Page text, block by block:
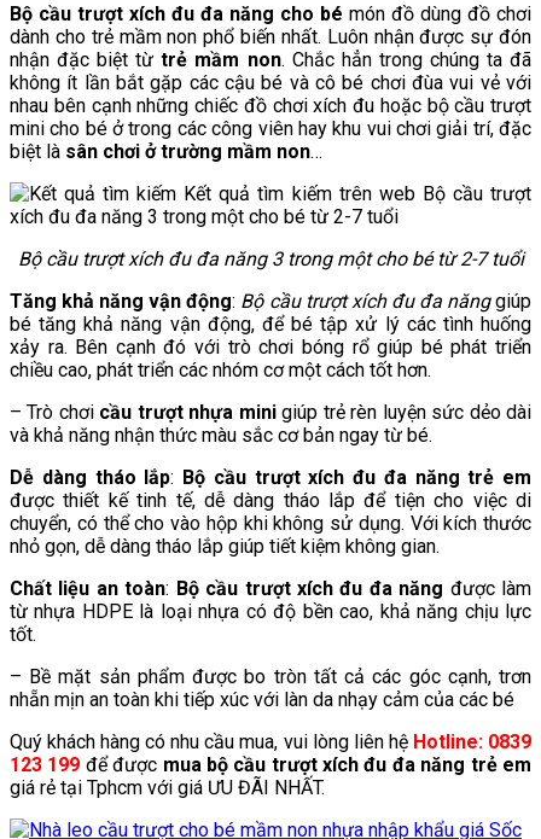
Bộ cầu trượt xích đu đa năng cho bé món đồ dùng đồ chơi
dành cho trẻ mầm non phổ biến nhất. Luôn nhận được sự đón
nhận đặc biệt từtrẻ mầm non. Chắc hẳn trong chúng ta đã
không ít lần bắt gặp các cậu bé và cô bé chơi đùa vui vẻ với
nhau bên cạnh những chiếc đồ chơi xích đu hoặc bộ cầu trượt
mini cho bé ở trong các công viên hay khu vui chơi giải trí, đặc
biệt là sân chơi ở trường mầm non…
Bộ cầu trượt xích đu đa năng 3 trong một cho bé từ 2-7 tuổi
Tăng khả năng vận động: Bộ cầu trượt xích đu đa nănggiúp
bé tăng khả năng vận động, để bé tập xử lý các tình huống
xảy ra. Bên cạnh đó với trò chơi bóng rổ giúp bé phát triển
chiều cao, phát triển các nhóm cơ một cách tốt hơn.
– Trò chơi cầu trượt nhựa minigiúp trẻ rèn luyện sức dẻo dài
và khả năng nhận thức màu sắc cơ bản ngay từ bé.
Dễ dàng tháo lắp: Bộ cầu trượt xích đu đa năng trẻ em
được thiết kế tinh tế, dễ dàng tháo lắp để tiện cho việc di
chuyển, có thể cho vào hộp khi không sử dụng. Với kích thước
nhỏ gọn, dễ dàng tháo lắp giúp tiết kiệm không gian.
Chất liệu an toàn: Bộ cầu trượt xích đu đa năng được làm
từ nhựa HDPE là loại nhựa có độ bền cao, khả năng chịu lực
tốt.
– Bề mặt sản phẩm được bo tròn tất cả các góc cạnh, trơn
nhẵn mịn an toàn khi tiếp xúc với làn da nhạy cảm của các bé
Quý khách hàng có nhu cầu mua, vui lòng liên hệ Hotline: 0839
123 199 để được mua bộ cầu trượt xích đu đa năng trẻ em
giá rẻ tại Tphcm với giá ƯU ĐÃI NHẤT.